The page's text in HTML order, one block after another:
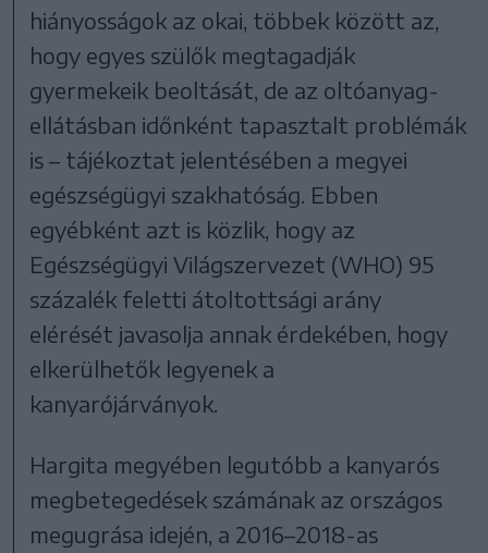
hiányosságok az okai, többek között az,
hogy egyes szülők megtagadják
gyermekeik beoltását, de az oltóanyag-
ellátásban időnként tapasztalt problémák
is – tájékoztat jelentésében a megyei
egészségügyi szakhatóság. Ebben
egyébként azt is közlik, hogy az
Egészségügyi Világszervezet (WHO) 95
százalék feletti átoltottsági arány
elérését javasolja annak érdekében, hogy
elkerülhetők legyenek a
kanyarójárványok.
Hargita megyében legutóbb a kanyarós
megbetegedések számának az országos
megugrása idején, a 2016–2018-as